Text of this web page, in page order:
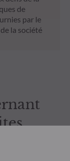
de
par le
la société